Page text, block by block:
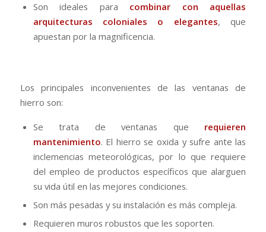
Son ideales para combinar con aquellas
arquitecturas coloniales o elegantes, que
apuestan por la magnificencia.
Los principales inconvenientes de las ventanas de
hierro son:
Se trata de ventanas que requieren
mantenimiento. El hierro se oxida y sufre ante las
inclemencias meteorológicas, por lo que requiere
del empleo de productos específicos que alarguen
su vida útil en las mejores condiciones.
Son más pesadas y su instalación es más compleja.
Requieren muros robustos que les soporten.